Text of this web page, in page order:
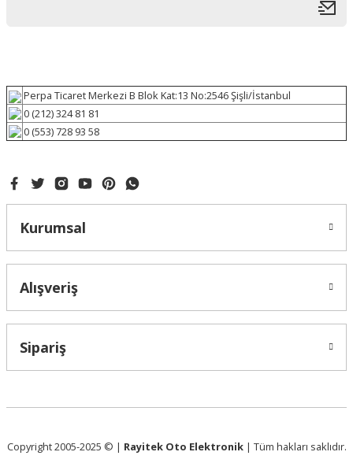
Perpa Ticaret Merkezi B Blok Kat:13 No:2546 Şişli/İstanbul
0 (212) 324 81 81
0 (553) 728 93 58
Kurumsal
Alışveriş
Sipariş
Copyright 2005-2025 © | Rayitek Oto Elektronik| Tüm hakları saklıdır.